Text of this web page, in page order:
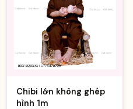
Chibi lớn không ghép
hình 1m